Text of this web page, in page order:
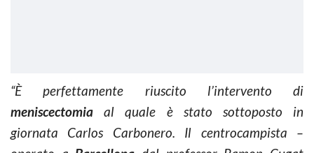
“È perfettamente riuscito l’intervento di
meniscectomia al quale è stato sottoposto in
giornata Carlos Carbonero. Il centrocampista –